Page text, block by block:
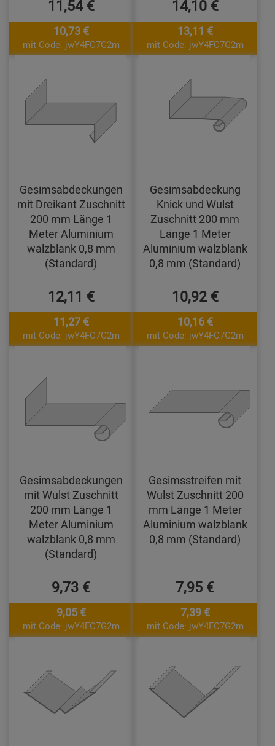
11,54 €
10,73 €
mit Code: jwY4FC7G2m
14,10 €
13,11 €
mit Code: jwY4FC7G2m
Gesimsabdeckungen
mit Dreikant Zuschnitt
200 mm Länge 1
Meter Aluminium
walzblank 0,8 mm
(Standard)
12,11 €
11,27 €
mit Code: jwY4FC7G2m
Gesimsabdeckung
Knick und Wulst
Zuschnitt 200 mm
Länge 1 Meter
Aluminium walzblank
0,8 mm (Standard)
10,92 €
10,16 €
mit Code: jwY4FC7G2m
Gesimsabdeckungen
mit Wulst Zuschnitt
200 mm Länge 1
Meter Aluminium
walzblank 0,8 mm
(Standard)
9,73 €
9,05 €
mit Code: jwY4FC7G2m
Gesimsstreifen mit
Wulst Zuschnitt 200
mm Länge 1 Meter
Aluminium walzblank
0,8 mm (Standard)
7,95 €
7,39 €
mit Code: jwY4FC7G2m